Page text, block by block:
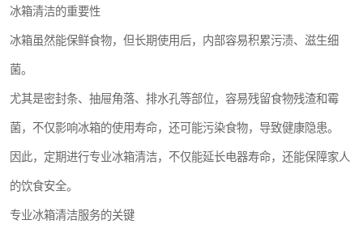
冰箱清洁的重要性
冰箱虽然能保鲜食物，但长期使用后，内部容易积累污渍、滋生细
菌。
尤其是密封条、抽屉角落、排水孔等部位，容易残留食物残渣和霉
菌，不仅影响冰箱的使用寿命，还可能污染食物，导致健康隐患。
因此，定期进行专业冰箱清洁，不仅能延长电器寿命，还能保障家人
的饮食安全。
专业冰箱清洁服务的关键